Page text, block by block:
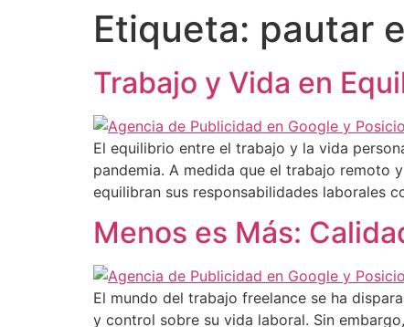
Etiqueta: pautar
Trabajo y Vida en
El equilibrio entre el trabajo y la vida
pandemia. A medida que el trabajo remoto
equilibran sus responsabilidades laborales
Menos es Más:
El mundo del trabajo freelance se ha
y control sobre su vida laboral. Sin